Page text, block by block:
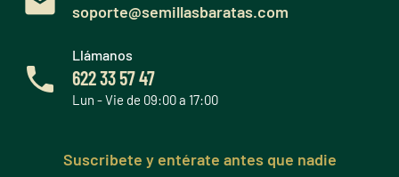
soporte@semillasbaratas.com
Llámanos
622 33 57 47
Lun - Vie de 09:00 a 17:00
Suscribete y entérate antes que nadie